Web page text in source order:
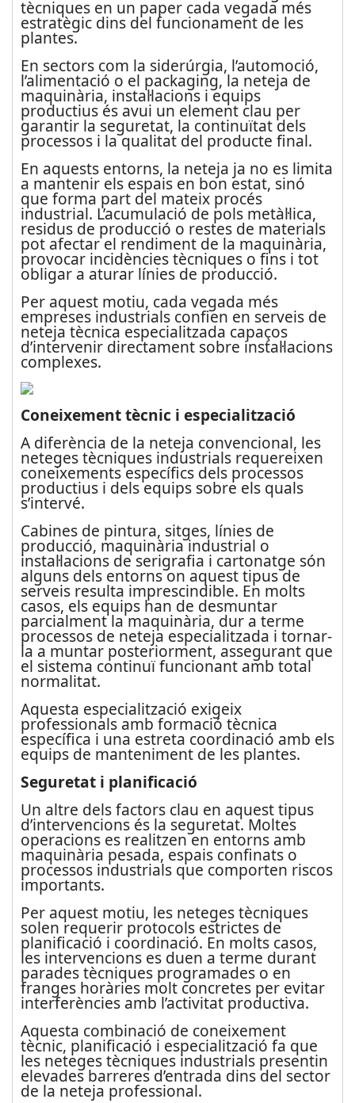
tècniques en un paper cada vegada més
estratègic dins del funcionament de les
plantes.
En sectors com la siderúrgia, l’automoció,
l’alimentació o el packaging, la neteja de
maquinària, instal·lacions i equips
productius és avui un element clau per
garantir la seguretat, la continuïtat dels
processos i la qualitat del producte final.
En aquests entorns, la neteja ja no es limita
a mantenir els espais en bon estat, sinó
que forma part del mateix procés
industrial. L’acumulació de pols metàl·lica,
residus de producció o restes de materials
pot afectar el rendiment de la maquinària,
provocar incidències tècniques o fins i tot
obligar a aturar línies de producció.
Per aquest motiu, cada vegada més
empreses industrials confien en serveis de
neteja tècnica especialitzada capaços
d’intervenir directament sobre instal·lacions
complexes.
Coneixement tècnic i especialització
A diferència de la neteja convencional, les
neteges tècniques industrials requereixen
coneixements específics dels processos
productius i dels equips sobre els quals
s’intervé.
Cabines de pintura, sitges, línies de
producció, maquinària industrial o
instal·lacions de serigrafia i cartonatge són
alguns dels entorns on aquest tipus de
serveis resulta imprescindible. En molts
casos, els equips han de desmuntar
parcialment la maquinària, dur a terme
processos de neteja especialitzada i tornar-
la a muntar posteriorment, assegurant que
el sistema continuï funcionant amb total
normalitat.
Aquesta especialització exigeix
professionals amb formació tècnica
específica i una estreta coordinació amb els
equips de manteniment de les plantes.
Seguretat i planificació
Un altre dels factors clau en aquest tipus
d’intervencions és la seguretat. Moltes
operacions es realitzen en entorns amb
maquinària pesada, espais confinats o
processos industrials que comporten riscos
importants.
Per aquest motiu, les neteges tècniques
solen requerir protocols estrictes de
planificació i coordinació. En molts casos,
les intervencions es duen a terme durant
parades tècniques programades o en
franges horàries molt concretes per evitar
interferències amb l’activitat productiva.
Aquesta combinació de coneixement
tècnic, planificació i especialització fa que
les neteges tècniques industrials presentin
elevades barreres d’entrada dins del sector
de la neteja professional.